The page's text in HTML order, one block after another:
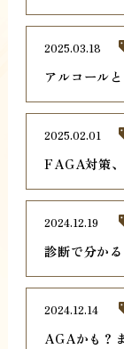
アルコール
2025.03.18
FAGA対策
2025.02.01
診断で分か
2024.12.19
AGAかも？
2024.12.14